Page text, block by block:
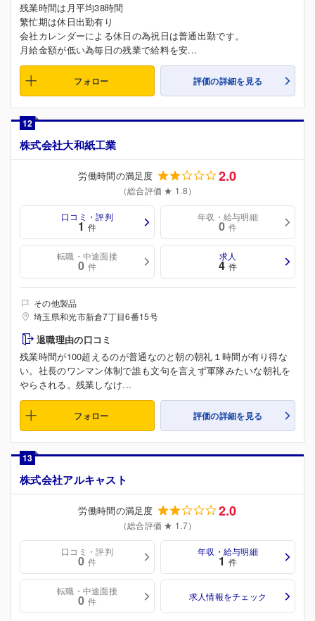
残業時間は月平均38時間
繁忙期は休日出勤有り
会社カレンダーによる休日の為祝日は普通出勤です。
月給金額が低い為毎日の残業で給料を安...
フォロー 評価の詳細を見る
12
株式会社大和紙工業
労働時間の満足度 2.0
（総合評価 ★ 1.8）
口コミ・評判
1 件
年収・給与明細
0 件
転職・中途面接
0 件
求人
4 件
その他製品
埼玉県和光市新倉7丁目6番15号
退職理由の口コミ
残業時間が100超えるのが普通なのと朝の朝礼１時間が有り得な
い。社長のワンマン体制で誰も文句を言えず軍隊みたいな朝礼を
やらされる。残業しなけ...
フォロー 評価の詳細を見る
13
株式会社アルキャスト
労働時間の満足度 2.0
（総合評価 ★ 1.7）
口コミ・評判
0 件
年収・給与明細
1 件
転職・中途面接
0 件 求人情報をチェック